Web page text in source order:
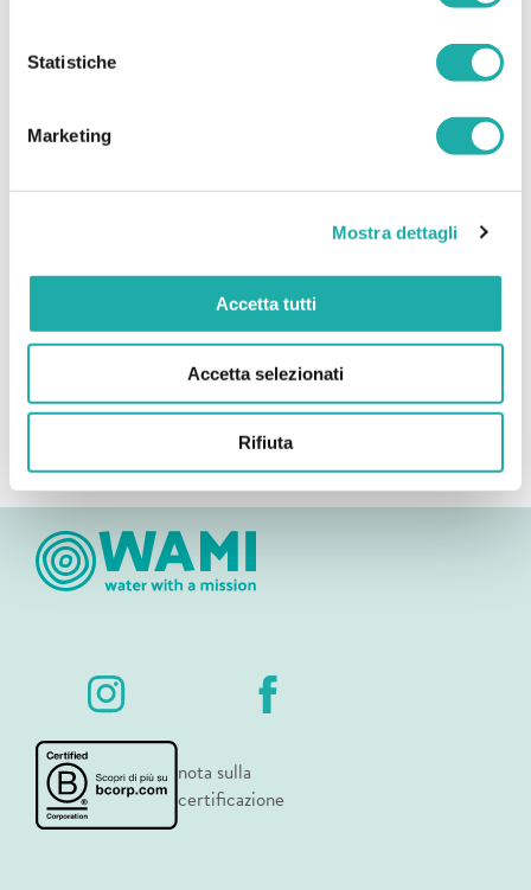
Statistiche
Marketing
Mostra dettagli
Accetta tutti
Accetta selezionati
Rifiuta
Partner
Madagaskar
Tansania
nota sulla
certificazione